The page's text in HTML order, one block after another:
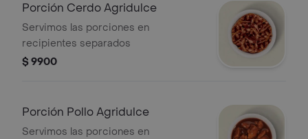
Porción Cerdo Agridulce
Servimos las porciones en
recipientes separados
$ 9900
Porción Pollo Agridulce
Servimos las porciones en